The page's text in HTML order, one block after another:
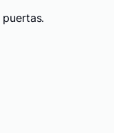
puertas.